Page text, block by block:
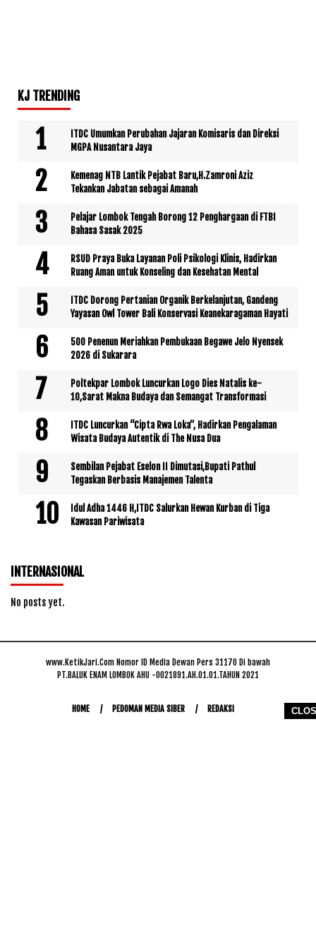
KJ TRENDING
ITDC Umumkan Perubahan Jajaran Komisaris dan Direksi
MGPA Nusantara Jaya
Kemenag NTB Lantik Pejabat Baru,H.Zamroni Aziz
Tekankan Jabatan sebagai Amanah
Pelajar Lombok Tengah Borong 12 Penghargaan di FTBI
Bahasa Sasak 2025
RSUD Praya Buka Layanan Poli Psikologi Klinis, Hadirkan
Ruang Aman untuk Konseling dan Kesehatan Mental
ITDC Dorong Pertanian Organik Berkelanjutan, Gandeng
Yayasan Owl Tower Bali Konservasi Keanekaragaman Hayati
500 Penenun Meriahkan Pembukaan Begawe Jelo Nyensek
2026 di Sukarara
Poltekpar Lombok Luncurkan Logo Dies Natalis ke-
10,Sarat Makna Budaya dan Semangat Transformasi
ITDC Luncurkan “Cipta Rwa Loka”, Hadirkan Pengalaman
Wisata Budaya Autentik di The Nusa Dua
Sembilan Pejabat Eselon II Dimutasi,Bupati Pathul
Tegaskan Berbasis Manajemen Talenta
Idul Adha 1446 H,ITDC Salurkan Hewan Kurban di Tiga
Kawasan Pariwisata
INTERNASIONAL
No posts yet.
www.KetikJari.Com Nomor ID Media Dewan Pers 31170 Di bawah
PT.BALUK ENAM LOMBOK AHU -0021891.AH.01.01.TAHUN 2021
HOME PEDOMAN MEDIA SIBER REDAKSI